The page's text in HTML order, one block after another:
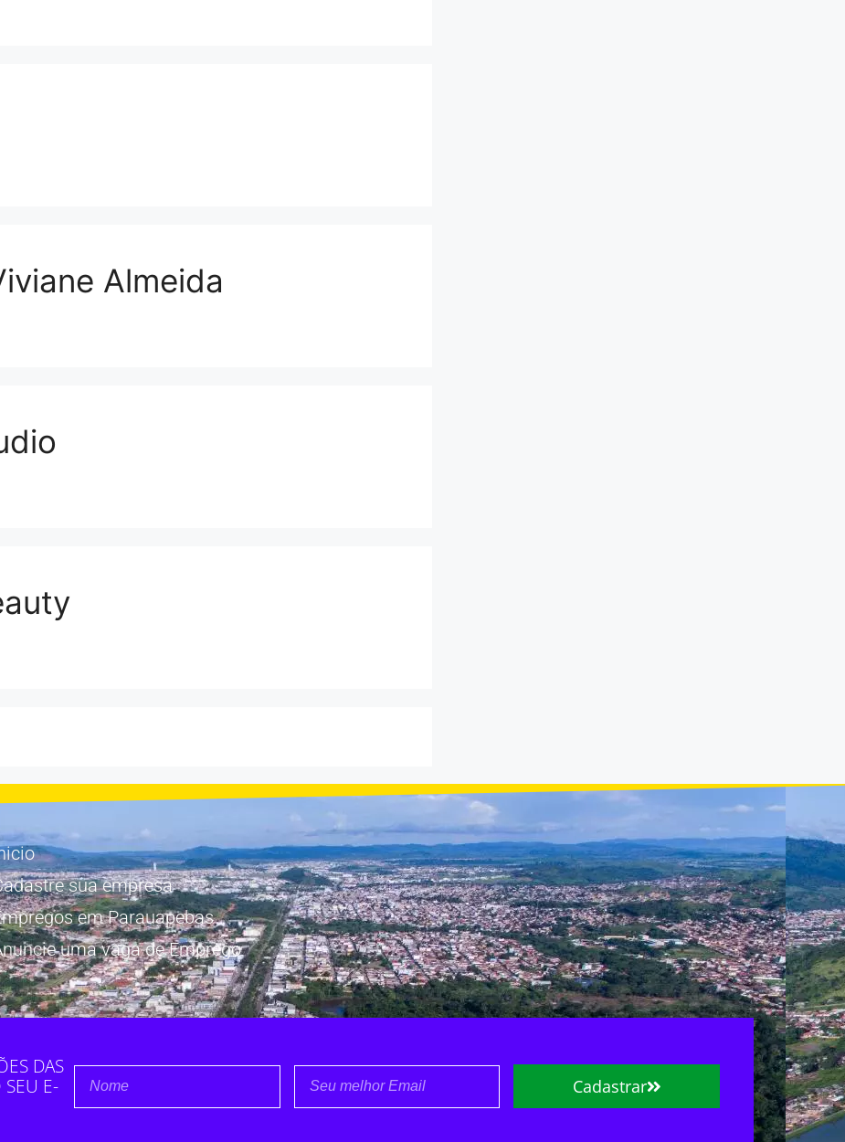
Almeida
sua empresa
em Parauapebas
uma vaga de Emprego
DAS
SEU E-
Cadastrar